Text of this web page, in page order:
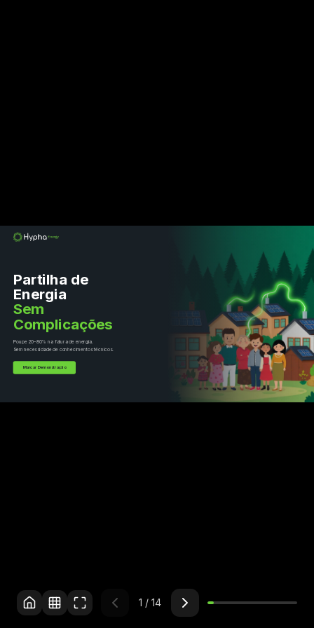
Partilha de
Energia
Sem
Complicações
Poupe 20–80% na fatura de energia.
Sem necessidade de conhecimentos técnicos.
Marcar Demonstração
1 / 14